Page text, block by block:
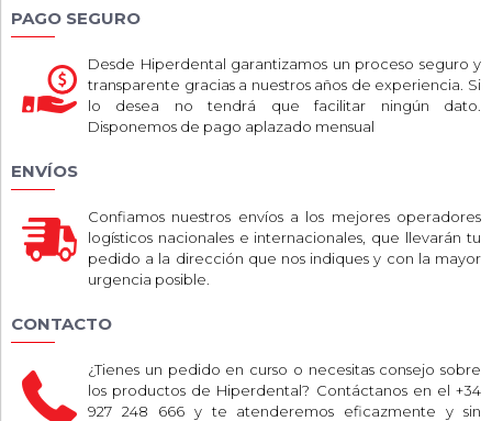
PAGO SEGURO
Desde Hiperdental garantizamos un proceso seguro y
transparente gracias a nuestros años de experiencia. Si
lo desea no tendrá que facilitar ningún dato.
Disponemos de pago aplazado mensual
ENVÍOS
Confiamos nuestros envíos a los mejores operadores
logísticos nacionales e internacionales, que llevarán tu
pedido a la dirección que nos indiques y con la mayor
urgencia posible.
CONTACTO
¿Tienes un pedido en curso o necesitas consejo sobre
los productos de Hiperdental? Contáctanos en el +34
927 248 666 y te atenderemos eficazmente y sin